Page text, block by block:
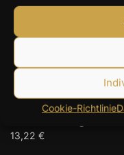
Cookie-Richtlinie
Y2K Engelsflügel
cm
13,22 €